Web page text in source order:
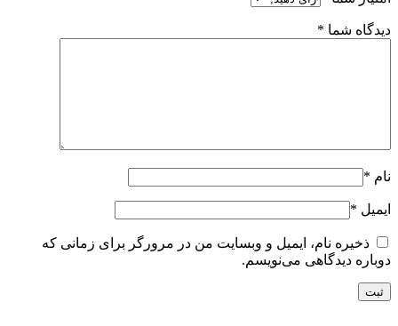
دیدگاه شما *
نام *
ایمیل *
ذخیره نام، ایمیل و وبسایت من در مرورگر برای زمانی که
دوباره دیدگاهی می‌نویسم.